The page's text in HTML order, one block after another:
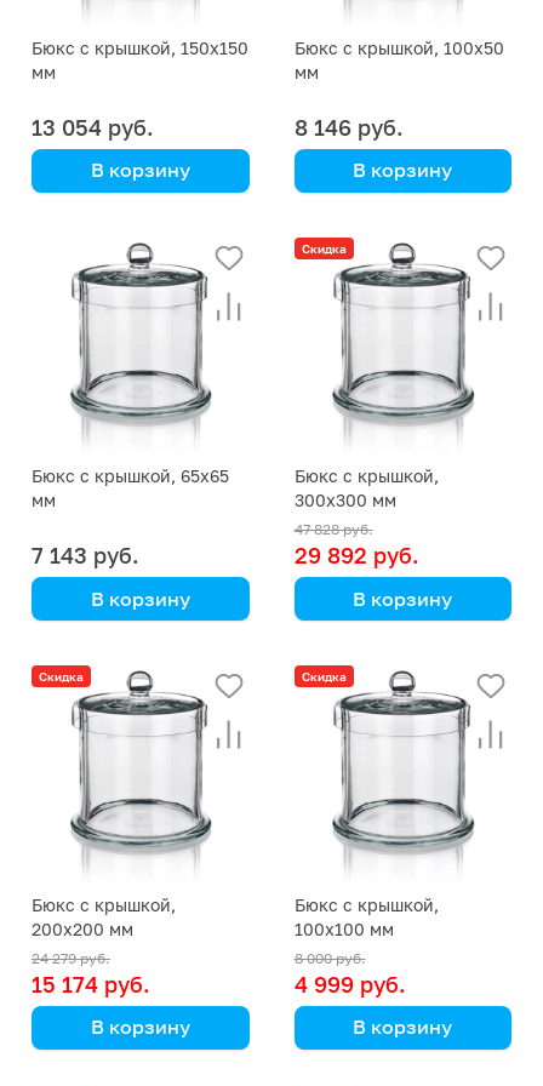
Бюкс с крышкой, 150х150
мм
13 054 руб.
В корзину
(Кат. № 2708/632 416
131 515) (Simax)
Бюкс с крышкой, 100х50
мм
8 146 руб.
В корзину
(Кат. № 2708/632 416
131 005) (Simax)
Бюкс с крышкой, 65х65
мм
7 143 руб.
В корзину
(Кат. № 2708/632 416
130 606) (Simax)
Скидка
Бюкс с крышкой,
300х300 мм
47 828 руб.
29 892 руб.
В корзину
(Кат. № 2708/632 416
133 030) (Simax)
Скидка
Бюкс с крышкой,
200х200 мм
24 279 руб.
15 174 руб.
В корзину
Скидка
Бюкс с крышкой,
100х100 мм
8 000 руб.
4 999 руб.
В корзину